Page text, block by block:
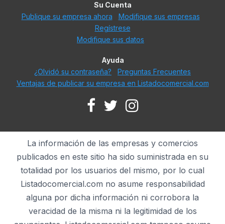
Su Cuenta
Publique su empresa ahora
Modifique sus empresas
Regístrese
Modifique sus datos
Ayuda
¿Olvidó su contraseña?
Preguntas Frecuentes
Ventajas de publicar su empresa en Listadocomercial.com
La información de las empresas y comercios
publicados en este sitio ha sido suministrada en su
totalidad por los usuarios del mismo, por lo cual
Listadocomercial.com no asume responsabilidad
alguna por dicha información ni corrobora la
veracidad de la misma ni la legitimidad de los